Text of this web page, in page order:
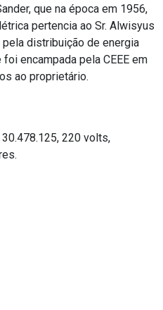
que na época em 1956,
pertencia ao Sr. Alwisyus
distribuição de energia
encampada pela CEEE em
ao proprietário.